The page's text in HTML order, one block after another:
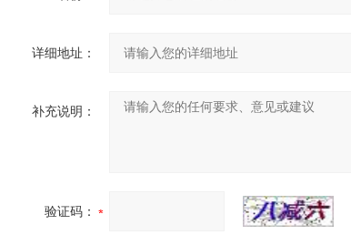
详细地址：
补充说明：
验证码：